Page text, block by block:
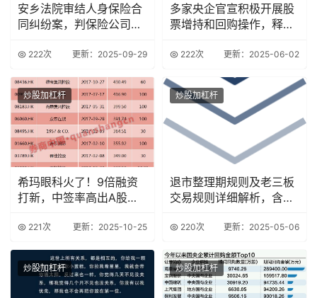
安乡法院审结人身保险合
同纠纷案，判保险公司行
222次 更新：2025-09-29
多家央企官宣积极开展股
票增持和回购操作，释放
222次 更新：2025-06-02
炒股加杠杆
希玛眼科火了！9倍融资
打新，中签率高出A股
221次 更新：2025-10-25
炒股加杠杆
退市整理期规则及老三板
交易规则详细解析，含委
220次 更新：2025-05-06
炒股加杠杆 炒股加杠杆